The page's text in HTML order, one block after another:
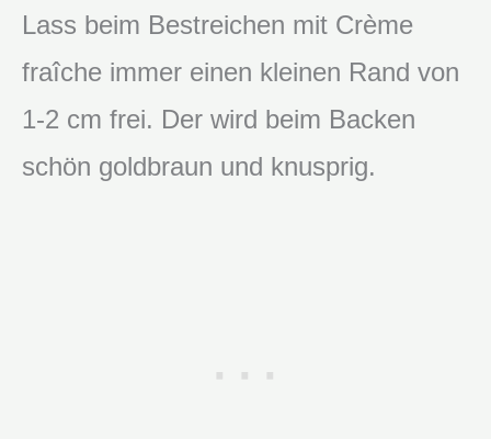
Lass beim Bestreichen mit Crème
fraîche immer einen kleinen Rand von
1-2 cm frei. Der wird beim Backen
schön goldbraun und knusprig.